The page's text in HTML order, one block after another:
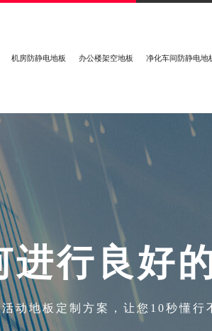
机房防静电地板 办公楼架空地板 净化车间防静电地
进行 良好
动地板定制方案，让您10秒懂行